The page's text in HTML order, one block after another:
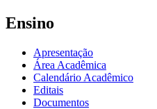
Ensino
Apresentação
Área Acadêmica
Calendário Acadêmico
Editais
Documentos